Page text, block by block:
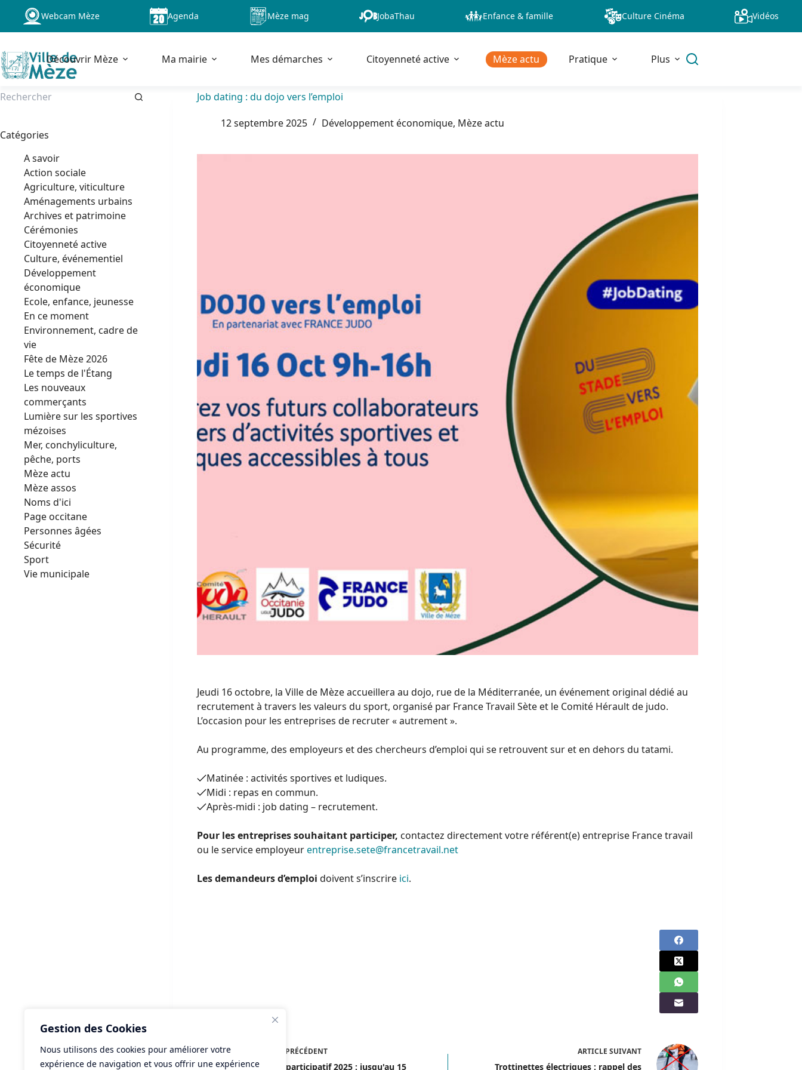
Gestion des Cookies
Nous utilisons des cookies pour améliorer votre
expérience de navigation et vous offrir une expérience
Passer
contenu
Webcam Mèze Agenda Mèze mag JobaThau Enfance & famille Culture Cinéma Vidéos
Découvrir Mèze Ma mairie Mes démarches Citoyenneté active Mèze actu Pratique Plus
Job dating : du dojo vers l’emploi
12 septembre 2025
Développement économique, Mèze actu
Jeudi 16 octobre, la Ville de Mèze accueillera au dojo, rue de la Méditerranée, un événement original dédié au
recrutement à travers les valeurs du sport, organisé par France Travail Sète et le Comité Hérault de judo.
L’occasion pour les entreprises de recruter « autrement ».
Au programme, des employeurs et des chercheurs d’emploi qui se retrouvent sur et en dehors du tatami.
Matinée : activités sportives et ludiques.
Midi : repas en commun.
Après-midi : job dating – recrutement.
Pour les entreprises souhaitant participer, contactez directement votre référent(e) entreprise France travail
ou le service employeurentreprise.sete@francetravail.net
Les demandeurs d’emploi doivent s’inscrire ici.
PRÉCÉDENT
Budget participatif 2025 : jusqu'au 15
ARTICLE SUIVANT
Trottinettes électriques : rappel des
Catégories
A savoir
Action sociale
Agriculture, viticulture
Aménagements urbains
Archives et patrimoine
Cérémonies
Citoyenneté active
Culture, événementiel
Développement
économique
Ecole, enfance, jeunesse
En ce moment
Environnement, cadre de
vie
Fête de Mèze 2026
Le temps de l'Étang
Les nouveaux
commerçants
Lumière sur les sportives
mézoises
Mer, conchyliculture,
pêche, ports
Mèze actu
Mèze assos
Noms d'ici
Page occitane
Personnes âgées
Sécurité
Sport
Vie municipale